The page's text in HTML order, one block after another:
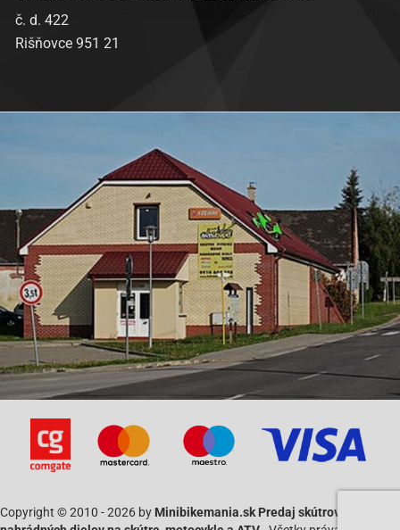
č. d. 422
Rišňovce 951 21
Copyright © 2010 - 2026 by Minibikemania.sk Predaj skútrov SYM a